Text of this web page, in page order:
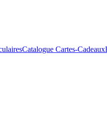
Catalogue Cartes-Cadeaux